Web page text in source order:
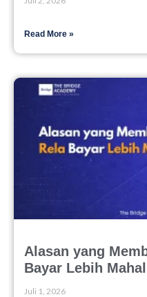
Read More »
Alasan yang
Bayar Lebih Mahal
Juli 1, 2026